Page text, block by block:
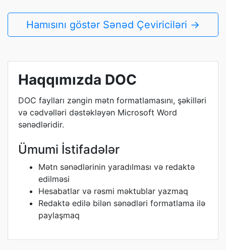
Hamısını göstər Sənəd Çeviriciləri →
Haqqımızda DOC
DOC faylları zəngin mətn formatlamasını, şəkilləri
və cədvəlləri dəstəkləyən Microsoft Word
sənədləridir.
Ümumi İstifadələr
Mətn sənədlərinin yaradılması və redaktə
edilməsi
Hesabatlar və rəsmi məktublar yazmaq
Redaktə edilə bilən sənədləri formatlama ilə
paylaşmaq